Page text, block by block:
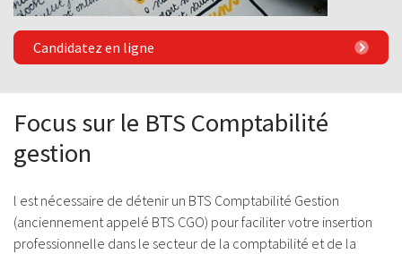
Candidatez en ligne
Focus sur le BTS Comptabilité
gestion
l est nécessaire de détenir un BTS Comptabilité Gestion
(anciennement appelé BTS CGO) pour faciliter votre insertion
professionnelle dans le secteur de la comptabilité et de la